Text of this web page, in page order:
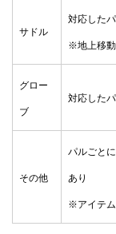
サドル
対応した
※地上移
グロー
ブ
対応した
その他
パルごと
あり
※アイテム